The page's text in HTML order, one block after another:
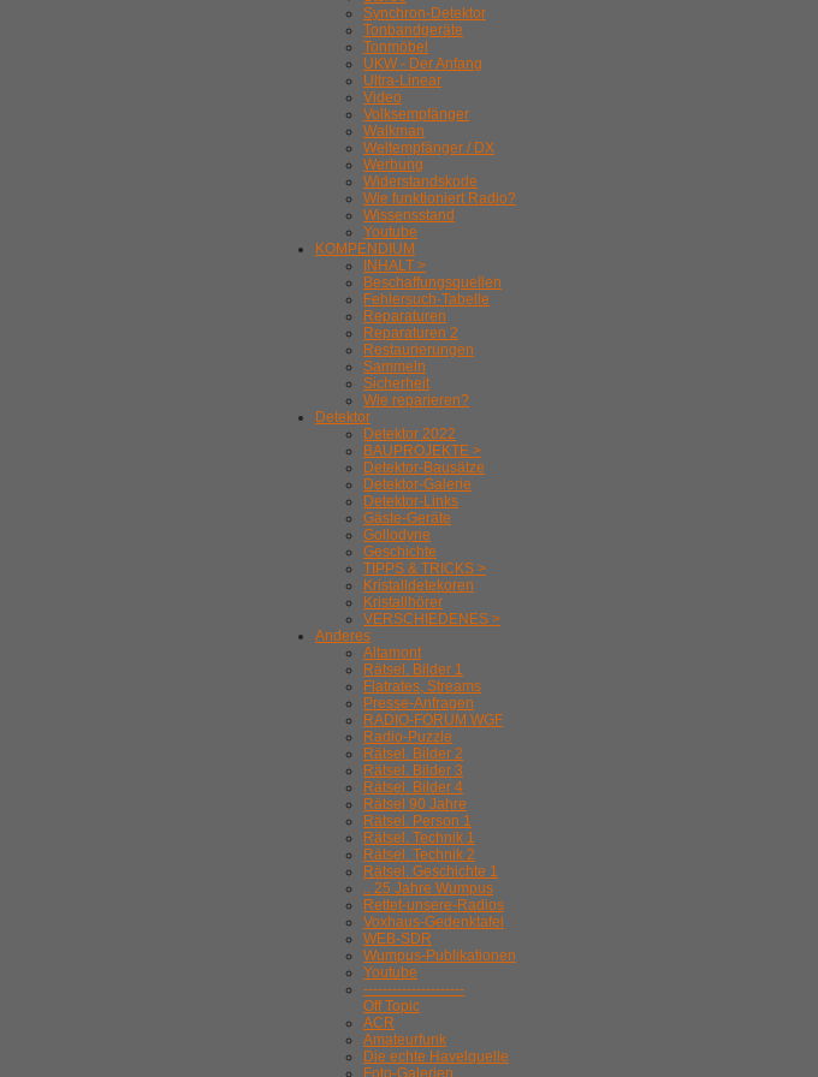
Synchron-Detektor
Tonbandgeräte
Tonmöbel
UKW - Der Anfang
Ultra-Linear
Video
Volksempfänger
Walkman
Weltempfänger / DX
Werbung
Widerstandskode
Wie funktioniert Radio?
Wissensstand
Youtube
KOMPENDIUM
INHALT >
Beschaffungsquellen
Fehlersuch-Tabelle
Reparaturen
Reparaturen 2
Restaurierungen
Sammeln
Sicherheit
Wie reparieren?
Detektor
Detektor 2022
BAUPROJEKTE >
Detektor-Bausätze
Detektor-Galerie
Detektor-Links
Gäste-Geräte
Gollodyne
Geschichte
TIPPS & TRICKS >
Kristalldetekoren
Kristallhörer
VERSCHIEDENES >
Anderes
Altamont
Rätsel. Bilder 1
Flatrates, Streams
Presse-Anfragen
RADIO-FORUM WGF
Radio-Puzzle
Rätsel. Bilder 2
Rätsel. Bilder 3
Rätsel. Bilder 4
Rätsel 90 Jahre
Rätsel. Person 1
Rätsel. Technik 1
Rätsel. Technik 2
Rätsel. Geschichte 1
.. 25 Jahre Wumpus
Rettet-unsere-Radios
Voxhaus-Gedenktafel
WEB-SDR
Wumpus-Publikationen
Youtube
---------------------
Off Topic
ACR
Amateurfunk
Die echte Havelquelle
Foto-Galerien